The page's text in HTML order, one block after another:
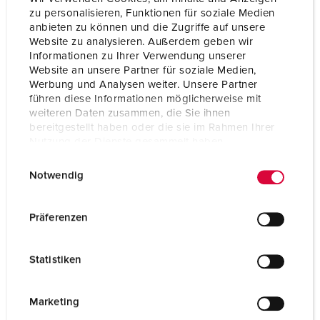
zu personalisieren, Funktionen für soziale Medien
anbieten zu können und die Zugriffe auf unsere
Website zu analysieren. Außerdem geben wir
Informationen zu Ihrer Verwendung unserer
Website an unsere Partner für soziale Medien,
Werbung und Analysen weiter. Unsere Partner
führen diese Informationen möglicherweise mit
weiteren Daten zusammen, die Sie ihnen
bereitgestellt haben oder die sie im Rahmen Ihrer
Notwendig
Präferenzen
Statistiken
Marketing
Enclosure material Solid rubber
Weight 3352 g
Height 445 mm
Width 135 mm
Storage receptacle